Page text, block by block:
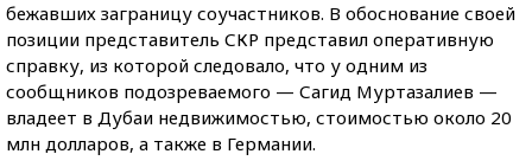
бежавших заграницу соучастников. В обоснование своей
позиции представитель СКР представил оперативную
справку, из которой следовало, что у одним из
сообщников подозреваемого — Сагид Муртазалиев —
владеет в Дубаи недвижимостью, стоимостью около 20
млн долларов, а также в Германии.